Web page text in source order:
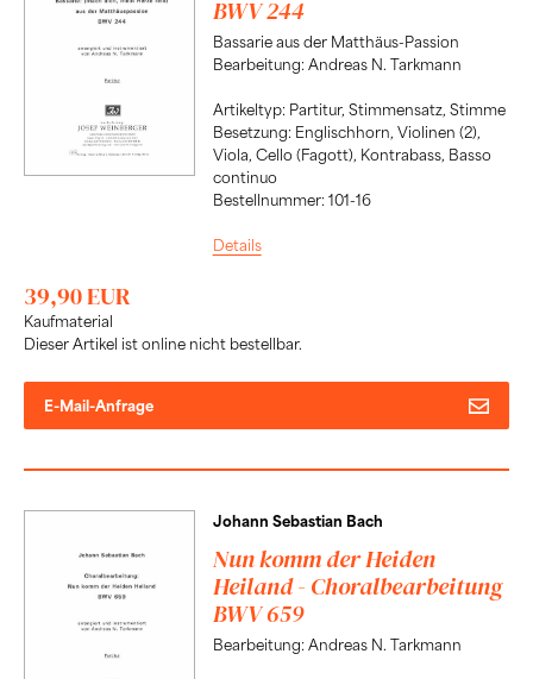
BWV 244
Bassarie aus der Matthäus-Passion
Bearbeitung: Andreas N. Tarkmann
Artikeltyp: Partitur, Stimmensatz, Stimme
Besetzung: Englischhorn, Violinen (2),
Viola, Cello (Fagott), Kontrabass, Basso
continuo
Bestellnummer: 101-16
Details
39,90 EUR
Kaufmaterial
Dieser Artikel ist online nicht bestellbar.
E-Mail-Anfrage
Johann Sebastian Bach
Nun komm der Heiden
Heiland - Choralbearbeitung
BWV 659
Bearbeitung: Andreas N. Tarkmann